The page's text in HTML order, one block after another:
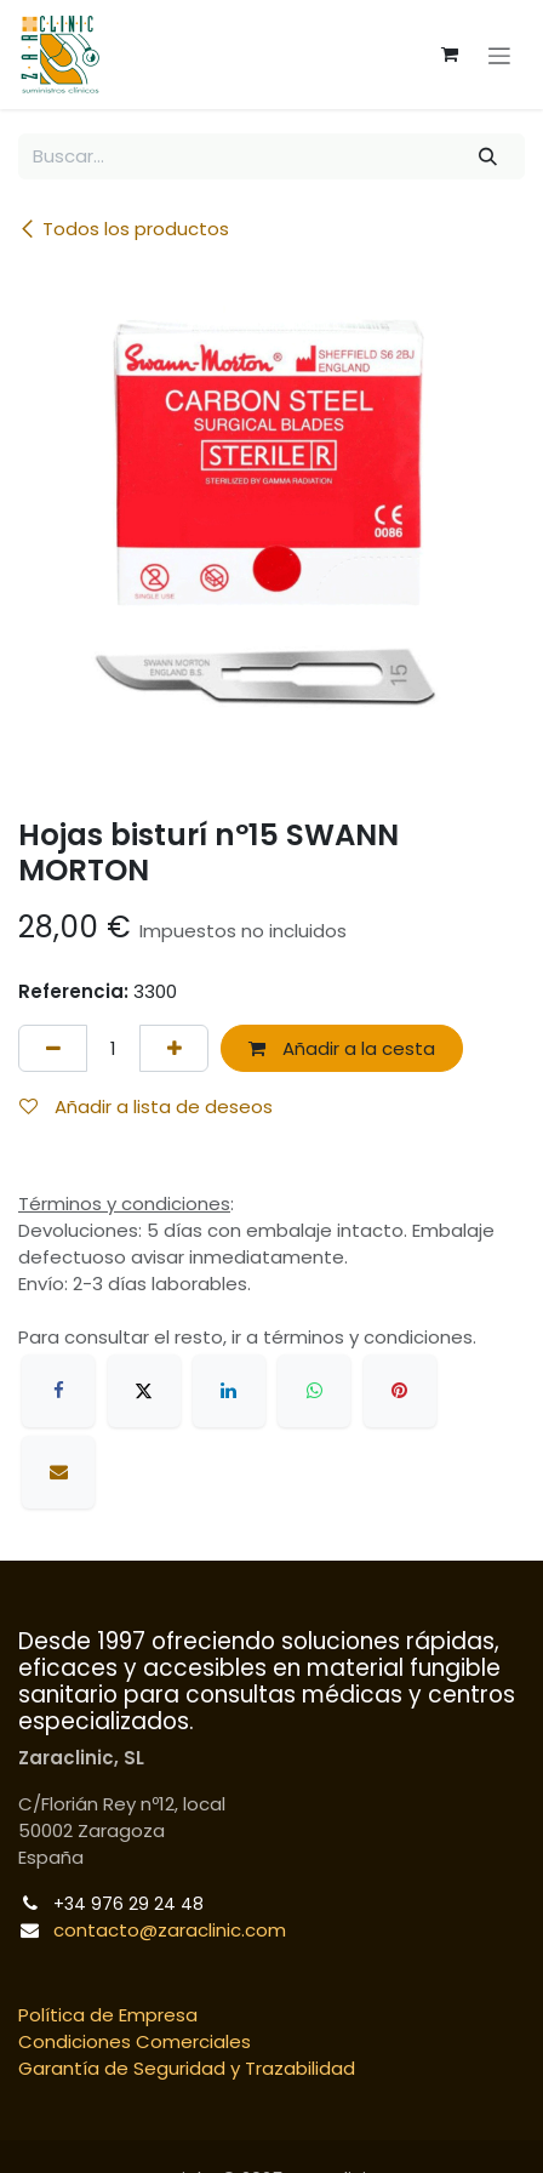
Ir al contenido
Todos los productos
Hojas bisturí nº15 SWANN
MORTON
28,00 € Impuestos no incluidos
Referencia:3300
Añadir a la cesta
Añadir a lista de deseos
Términos y condiciones:
Devoluciones: 5 días con embalaje intacto. Embalaje
defectuoso avisar inmediatamente.
Envío: 2-3 días laborables.
Para consultar el resto, ir a términos y condiciones.
Desde 1997 ofreciendo soluciones rápidas,
eficaces y accesibles en material fungible
sanitario para consultas médicas y centros
especializados.
Zaraclinic, SL
C/Florián Rey nº12, local
50002 Zaragoza
España
+34 976 29 24 48
contacto@zaraclinic.com
Política de Empresa
Condiciones Comerciales
Garantía de Seguridad y Trazabilidad